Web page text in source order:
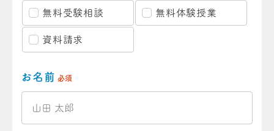
無料受験相談 無料体験授業
資料請求
お名前 必須